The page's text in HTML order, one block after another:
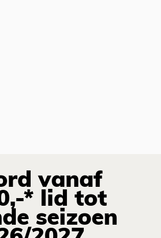
vanaf
* lid tot
seizoen